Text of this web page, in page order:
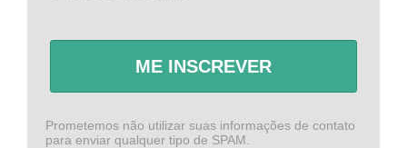
ME INSCREVER
Prometemos não utilizar suas informações de contato
para enviar qualquer tipo de SPAM.